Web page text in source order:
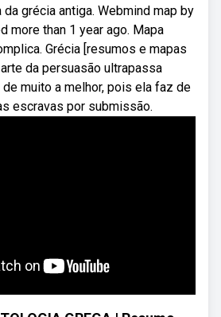
grécia antiga. Webmind map by
more than 1 year ago. Mapa
Grécia [resumos e mapas
da persuasão ultrapassa
muito a melhor, pois ela faz de
escravas por submissão.